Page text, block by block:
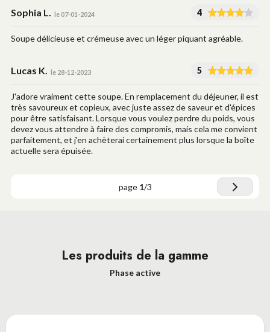
Sophia L. le 07-01-2024 4
Soupe délicieuse et crémeuse avec un léger piquant agréable.
Lucas K. le 28-12-2023 5
J'adore vraiment cette soupe. En remplacement du déjeuner, il est
très savoureux et copieux, avec juste assez de saveur et d'épices
pour être satisfaisant. Lorsque vous voulez perdre du poids, vous
devez vous attendre à faire des compromis, mais cela me convient
parfaitement, et j'en achèterai certainement plus lorsque la boîte
actuelle sera épuisée.
page 1/3
Les produits de la gamme
Phase active